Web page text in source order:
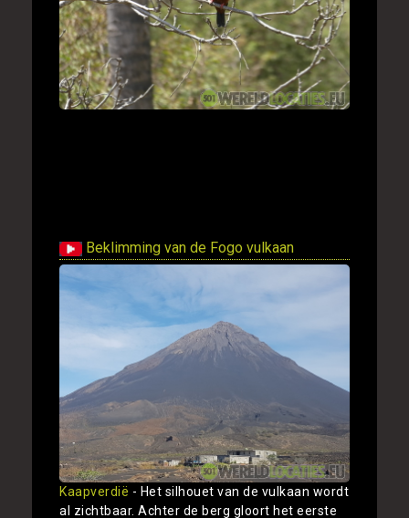
Beklimming van de Fogo vulkaan
Kaapverdië - Het silhouet van de vulkaan wordt
al zichtbaar. Achter de berg gloort het eerste